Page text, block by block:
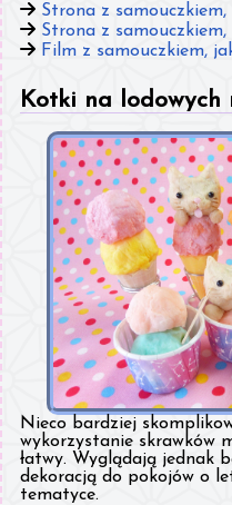
Strona z
Strona z
Film z samouczkiem,
Kotki na lodowych
Nieco bardziej
wykorzystanie skrawków
łatwy. Wyglądają jednak
dekoracją do pokojów o
tematyce.